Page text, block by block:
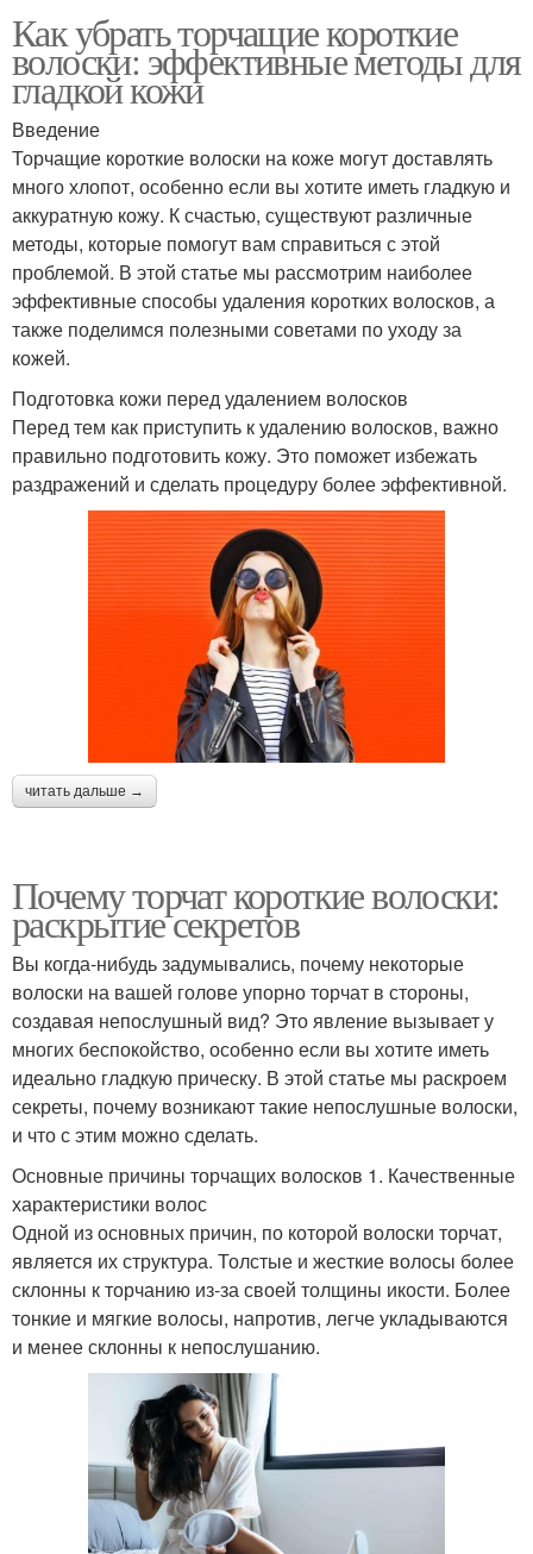
Как убрать торчащие короткие
волоски: эффективные методы для
гладкой кожи
Введение
Торчащие короткие волоски на коже могут доставлять
много хлопот, особенно если вы хотите иметь гладкую и
аккуратную кожу. К счастью, существуют различные
методы, которые помогут вам справиться с этой
проблемой. В этой статье мы рассмотрим наиболее
эффективные способы удаления коротких волосков, а
также поделимся полезными советами по уходу за
кожей.
Подготовка кожи перед удалением волосков
Перед тем как приступить к удалению волосков, важно
правильно подготовить кожу. Это поможет избежать
раздражений и сделать процедуру более эффективной.
читать дальше →
Почему торчат короткие волоски:
раскрытие секретов
Вы когда-нибудь задумывались, почему некоторые
волоски на вашей голове упорно торчат в стороны,
создавая непослушный вид? Это явление вызывает у
многих беспокойство, особенно если вы хотите иметь
идеально гладкую прическу. В этой статье мы раскроем
секреты, почему возникают такие непослушные волоски,
и что с этим можно сделать.
Основные причины торчащих волосков 1. Качественные
характеристики волос
Одной из основных причин, по которой волоски торчат,
является их структура. Толстые и жесткие волосы более
склонны к торчанию из-за своей толщины икости. Более
тонкие и мягкие волосы, напротив, легче укладываются
и менее склонны к непослушанию.